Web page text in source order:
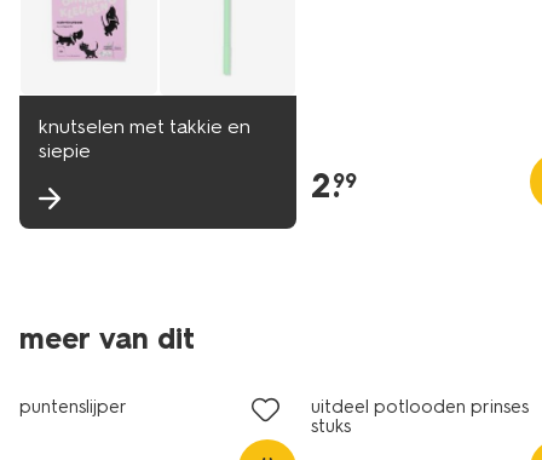
knutselen met takkie en
siepie
2.
99
meer van dit
puntenslijper
uitdeel potlooden prinses
stuks